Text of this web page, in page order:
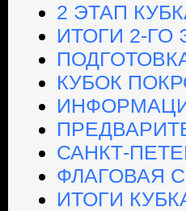
2 ЭТАП
ИТОГИ 2-ГО
КУБОК
САНКТ-
ФЛАГОВАЯ
ИТОГИ